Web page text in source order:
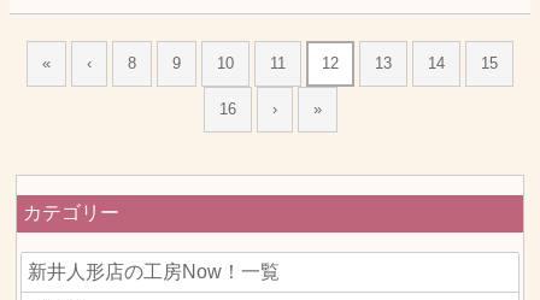
« ‹ 8 9 10 11 12 13 14 15
16 › »
カテゴリー
新井人形店の工房Now！一覧